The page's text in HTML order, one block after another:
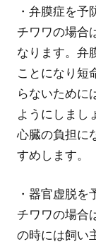
・弁膜症を予
チワワの場合
なります。弁
ことになり短
らないために
ようにしまし
心臓の負担に
すめします。
・器官虚脱を
チワワの場合
の時には飼い